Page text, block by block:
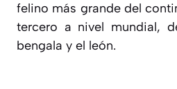
felino más grande del
tercero a nivel mundial,
bengala y el león.